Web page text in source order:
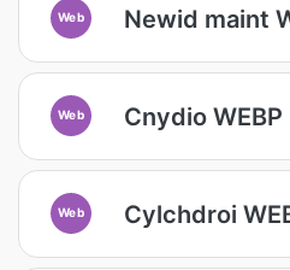
Web Newid maint
Web Cnydio WEBP
Web Cylchdroi